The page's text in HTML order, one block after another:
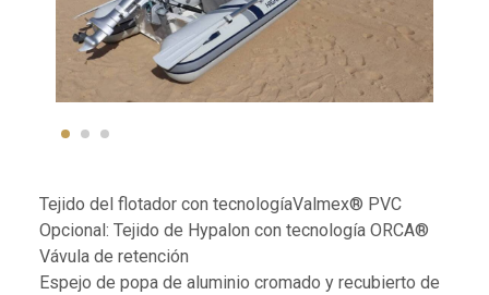
Tejido del flotador con tecnologíaValmex® PVC
Opcional: Tejido de Hypalon con tecnología ORCA®
Vávula de retención
Espejo de popa de aluminio cromado y recubierto de